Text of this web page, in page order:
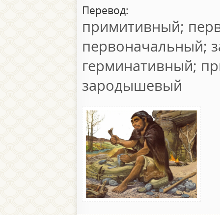
Перевод:
примитивный;
первоначальный;
герминативный;
зародышевый